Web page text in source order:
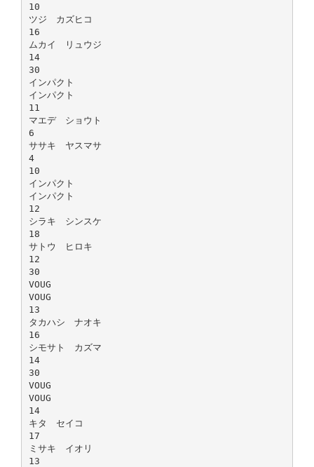
10
ツジ カズヒコ
16
ムカイ リュウジ
14
30
インパクト
インパクト
11
マエデ ショウト
6
ササキ ヤスマサ
4
10
インパクト
インパクト
12
シラキ シンスケ
18
サトウ ヒロキ
12
30
VOUG
VOUG
13
タカハシ ナオキ
16
シモサト カズマ
14
30
VOUG
VOUG
14
キタ セイコ
17
ミサキ イオリ
13